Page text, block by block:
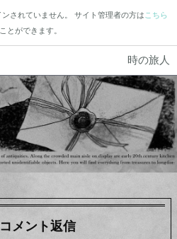
されていません。 サイト管理者の方は こちら
とができます。
時の旅人
メント返信